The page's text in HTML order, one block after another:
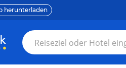
herunterladen